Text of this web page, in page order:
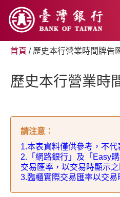
跳
至
主
要
內
容
首頁 / 歷史本行營業時間牌告
歷史本行營業時
請注意 ：
1.本表資料僅供參考，不代
2. 「網路銀行」及「 Easy
交易匯率，以交易時顯示之
3.臨櫃實際交易匯率以交易